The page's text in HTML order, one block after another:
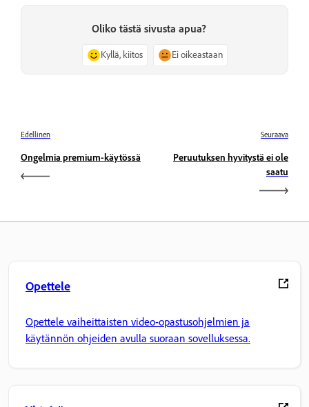
Oliko tästä sivusta apua?
Kyllä, kiitos Ei oikeastaan
Edellinen
Ongelmia premium-käytössä
Seuraava
Peruutuksen hyvitystä ei ole
saatu
Opettele
Opettele vaiheittaisten video-opastusohjelmien ja
käytännön ohjeiden avulla suoraan sovelluksessa.